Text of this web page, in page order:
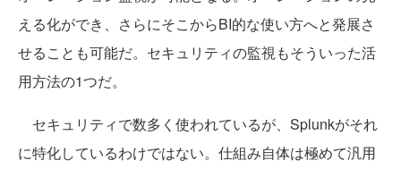
える化ができ、さらにそこからBI的な使い方へと発展さ
せることも可能だ。セキュリティの監視もそういった活
用方法の1つだ。
セキュリティで数多く使われているが、Splunkがそれ
に特化しているわけではない。仕組み自体は極めて汎用